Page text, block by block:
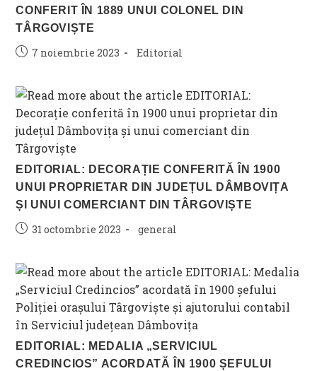
CONFERIT ÎN 1889 UNUI COLONEL DIN
TÂRGOVIȘTE
Post7 noiembrie 2023
Post
Editorial
EDITORIAL: DECORAȚIE CONFERITĂ ÎN 1900
UNUI PROPRIETAR DIN JUDEȚUL DÂMBOVIȚA
ȘI UNUI COMERCIANT DIN TÂRGOVIȘTE
Post31 octombrie 2023
Post
general
EDITORIAL: MEDALIA „SERVICIUL
CREDINCIOS” ACORDATĂ ÎN 1900 ȘEFULUI